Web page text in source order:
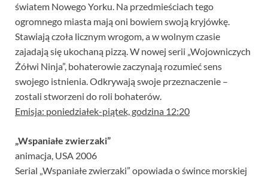
światem Nowego Yorku. Na przedmieściach tego
ogromnego miasta mają oni bowiem swoją kryjówkę.
Stawiają czoła licznym wrogom, a w wolnym czasie
zajadają się ukochaną pizzą. W nowej serii „Wojowniczych
Żółwi Ninja”, bohaterowie zaczynają rozumieć sens
swojego istnienia. Odkrywają swoje przeznaczenie –
zostali stworzeni do roli bohaterów.
Emisja: poniedziałek-piątek, godzina 12:20
„Wspaniałe zwierzaki”
animacja, USA 2006
Serial „Wspaniałe zwierzaki” opowiada o śwince morskiej